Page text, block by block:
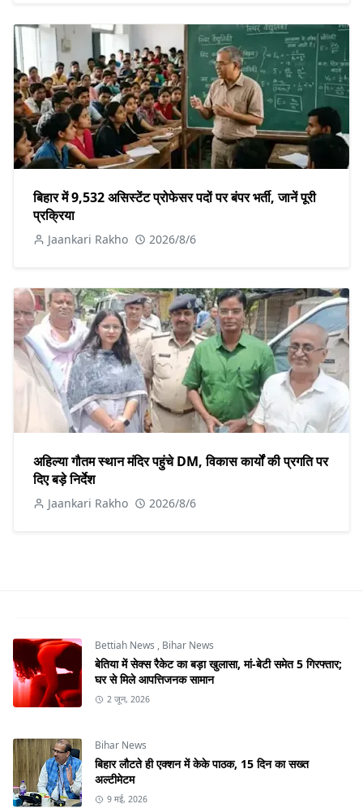
बिहार में 9,532 असिस्टेंट प्रोफेसर पदों पर बंपर भर्ती, जानें पूरी
प्रक्रिया
Jaankari Rakho 2026/8/6
अहिल्या गौतम स्थान मंदिर पहुंचे DM, विकास कार्यों की प्रगति पर
दिए बड़े निर्देश
Jaankari Rakho 2026/8/6
Bettiah News , Bihar News
बेतिया में सेक्स रैकेट का बड़ा खुलासा, मां-बेटी समेत 5 गिरफ्तार;
घर से मिले आपत्तिजनक सामान
2 जून, 2026
Bihar News
बिहार लौटते ही एक्शन में केके पाठक, 15 दिन का सख्त
अल्टीमेटम
9 मई, 2026